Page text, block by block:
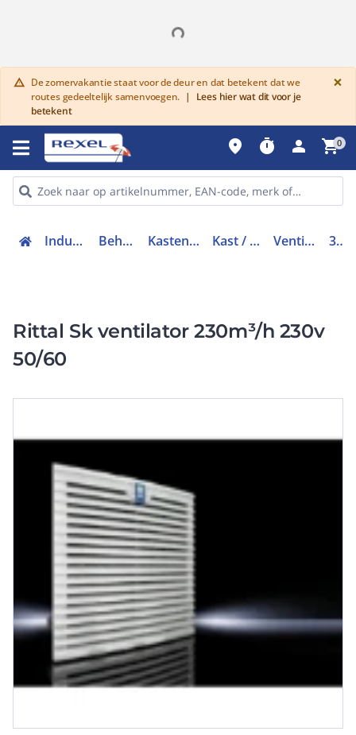
warning De zomervakantie staat voor de deur en dat betekent dat we
routes gedeeltelijk samenvoegen. |
Lees hier wat dit voor je
betekent
×
place timer person shopping_cart0
Industriele componenten Behuizingen en kasten Kasten/lessenaars toebehoren Kast / lessenaar klimatisering Ventilator kast / lessenaar 3241100
Rittal Sk ventilator 230m³/h 230v
50/60